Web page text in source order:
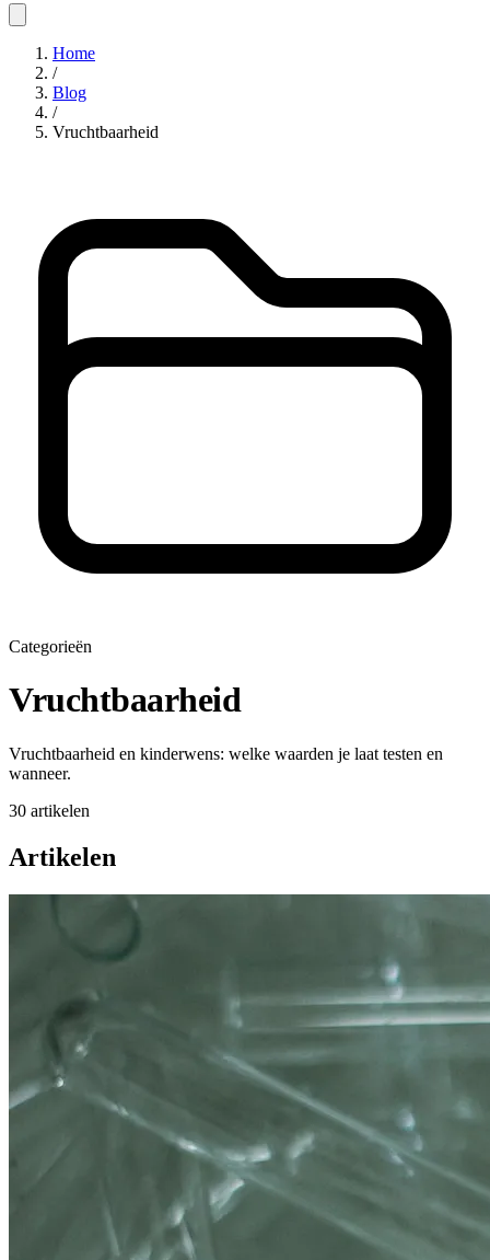
Home
/
Blog
/
Vruchtbaarheid
Categorieën
Vruchtbaarheid
Vruchtbaarheid en kinderwens: welke waarden je laat testen en
wanneer.
30 artikelen
Artikelen